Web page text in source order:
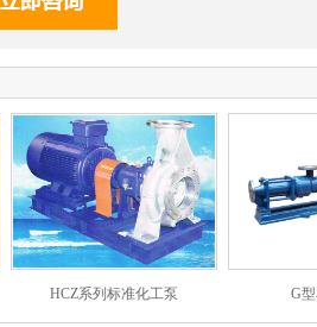
HCZ系列标准化工泵 G